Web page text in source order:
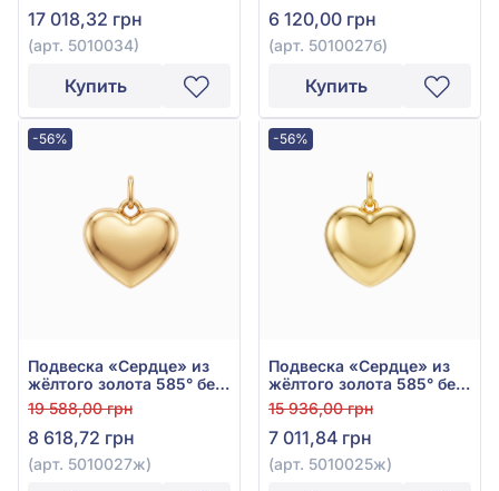
17 018,32 грн
(арт. 5010034)
Купить
6 120,00 грн
(арт. 5010027б)
Купить
-56%
Подвеска «Сердце» из
жёлтого золота 585° без
вставки, арт. 5010027ж
19 588,00 грн
8 618,72 грн
(арт. 5010027ж)
-56%
Подвеска «Сердце» из
жёлтого золота 585° без
вставки, арт. 5010025ж
15 936,00 грн
7 011,84 грн
(арт. 5010025ж)